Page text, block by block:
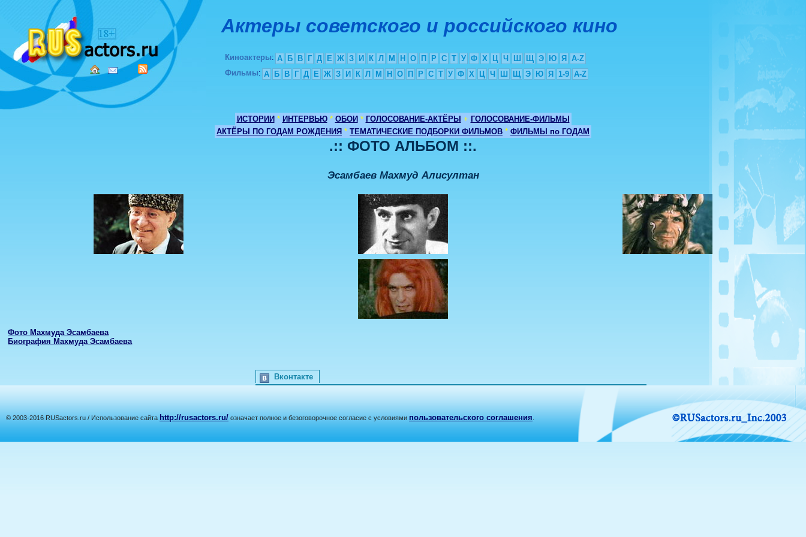
Актеры советского и российского кино
Киноактеры: А Б В Г Д Е Ж З И К Л М Н О П Р С Т У Ф Х Ц Ч Ш Щ Э Ю Я
A-Z
Фильмы: А Б В Г Д Е Ж З И К Л М Н О П Р С Т У Ф Х Ц Ч Ш Щ Э Ю Я 1-9 A-Z
ИСТОРИИ * ИНТЕРВЬЮ * ОБОИ * ГОЛОСОВАНИЕ-АКТЁРЫ + ГОЛОСОВАНИЕ-ФИЛЬМЫ
АКТЁРЫ ПО ГОДАМ РОЖДЕНИЯ * ТЕМАТИЧЕСКИЕ ПОДБОРКИ ФИЛЬМОВ * ФИЛЬМЫ по ГОДАМ
.:: ФОТО АЛЬБОМ ::.
Эсамбаев Махмуд Алисултан
Фото Махмуда Эсамбаева
Биография Махмуда Эсамбаева
Вконтакте
© 2003-2016 RUSactors.ru / Использование сайта http://rusactors.ru/ означает полное и безоговорочное согласие с условиями пользовательского соглашения